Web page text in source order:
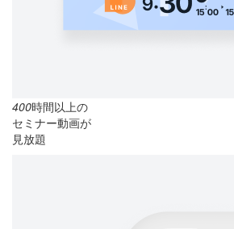
400時間以上の
セミナー動画が
見放題